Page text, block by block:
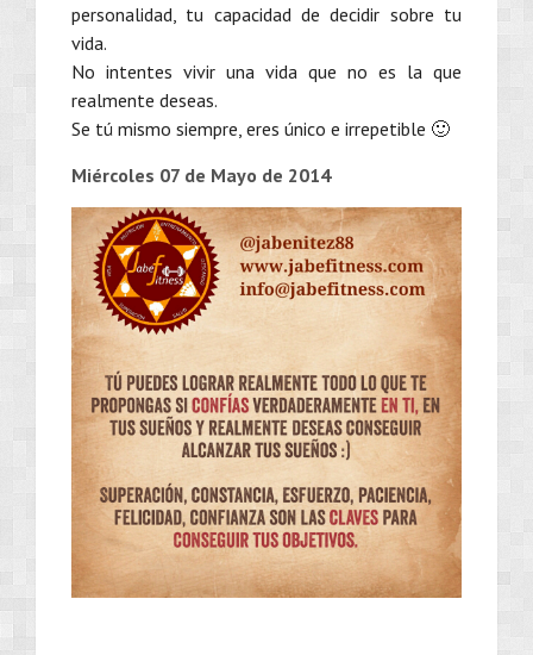
personalidad, tu capacidad de decidir sobre tu
vida.
No intentes vivir una vida que no es la que
realmente deseas.
Se tú mismo siempre, eres único e irrepetible 🙂
Miércoles 07 de Mayo de 2014